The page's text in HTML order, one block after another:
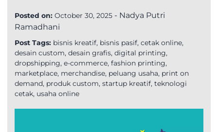
Posted on: October 30, 2025 - Nadya Putri
Ramadhani
Post Tags: bisnis kreatif, bisnis pasif, cetak online,
desain custom, desain grafis, digital printing,
dropshipping, e-commerce, fashion printing,
marketplace, merchandise, peluang usaha, print on
demand, produk custom, startup kreatif, teknologi
cetak, usaha online